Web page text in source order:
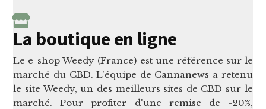
La boutique en ligne
Le e-shop Weedy (France) est une référence sur le
marché du CBD. L'équipe de Cannanews a retenu
le site Weedy, un des meilleurs sites de CBD sur le
marché. Pour profiter d'une remise de -20%,